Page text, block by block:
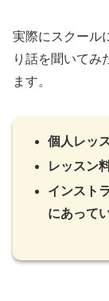
実際にスクール
り話を聞いてみ
ます。
個人レッ
レッスン
インスト
にあって